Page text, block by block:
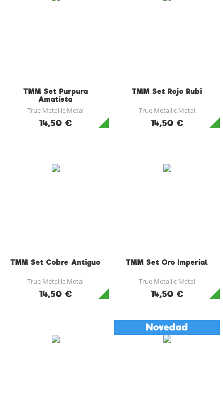
TMM Set Purpura
Amatista
True Metallic Metal
14,50 €
TMM Set Rojo Rubi
True Metallic Metal
14,50 €
TMM Set Cobre Antiguo
True Metallic Metal
14,50 €
TMM Set Oro Imperial
True Metallic Metal
14,50 €
Novedad